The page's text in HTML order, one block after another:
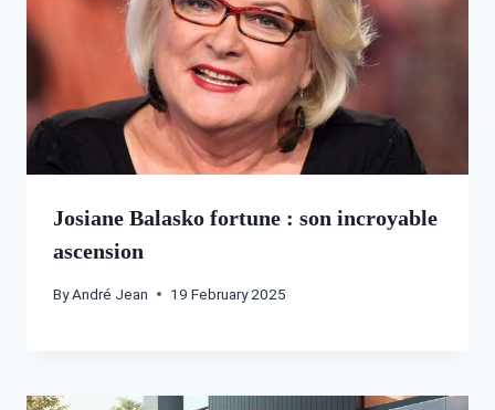
Josiane Balasko fortune : son incroyable
ascension
ByAndré Jean 19 February 2025